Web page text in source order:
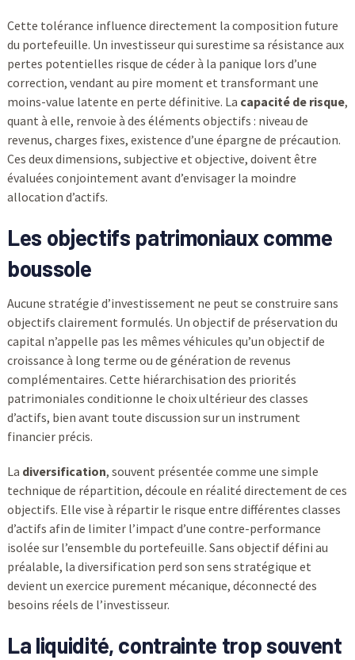
Cette tolérance influence directement la composition future
du portefeuille. Un investisseur qui surestime sa résistance aux
pertes potentielles risque de céder à la panique lors d’une
correction, vendant au pire moment et transformant une
moins-value latente en perte définitive. La capacité de risque,
quant à elle, renvoie à des éléments objectifs : niveau de
revenus, charges fixes, existence d’une épargne de précaution.
Ces deux dimensions, subjective et objective, doivent être
évaluées conjointement avant d’envisager la moindre
allocation d’actifs.
Les objectifs patrimoniaux comme
boussole
Aucune stratégie d’investissement ne peut se construire sans
objectifs clairement formulés. Un objectif de préservation du
capital n’appelle pas les mêmes véhicules qu’un objectif de
croissance à long terme ou de génération de revenus
complémentaires. Cette hiérarchisation des priorités
patrimoniales conditionne le choix ultérieur des classes
d’actifs, bien avant toute discussion sur un instrument
financier précis.
La diversification, souvent présentée comme une simple
technique de répartition, découle en réalité directement de ces
objectifs. Elle vise à répartir le risque entre différentes classes
d’actifs afin de limiter l’impact d’une contre-performance
isolée sur l’ensemble du portefeuille. Sans objectif défini au
préalable, la diversification perd son sens stratégique et
devient un exercice purement mécanique, déconnecté des
besoins réels de l’investisseur.
La liquidité, contrainte trop souvent